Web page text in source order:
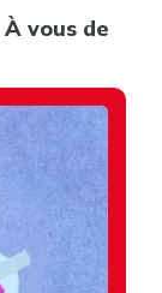
À vous de